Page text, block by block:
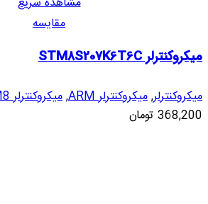
مقایسه
میکروکنترلر STM8S207K6T6C
میکروکنترلر,میکروکنترلر ARM ,میکروکنترلر STM8
368,200 تومان